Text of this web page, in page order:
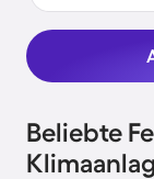
Beliebte